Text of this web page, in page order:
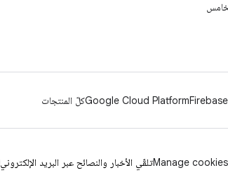
Firebase
Google Cloud Platformكلّ المنتجات
Manage cookiesتلقّي الأخبار والنصائح عبر البريد الإلكتروني